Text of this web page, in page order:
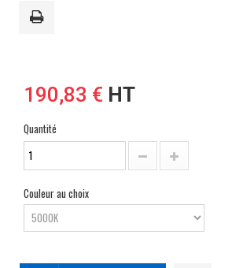
190,83 € HT
Quantité
Couleur au choix